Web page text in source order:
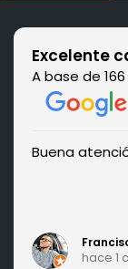
Excelente
A base de
Buena
hace 1